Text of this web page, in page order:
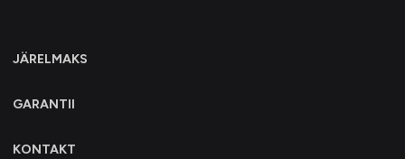
JÄRELMAKS
GARANTII
KONTAKT